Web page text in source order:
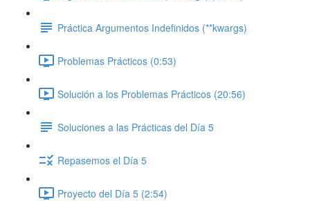
Práctica Argumentos Indefinidos (**kwargs)
Problemas Prácticos (0:53)
Solución a los Problemas Prácticos (20:56)
Soluciones a las Prácticas del Día 5
Repasemos el Día 5
Proyecto del Día 5 (2:54)